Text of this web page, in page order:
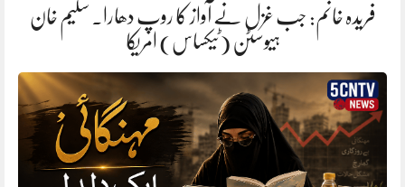
فریدہ خانم: جب غزل نے آواز کا روپ دھارا. سلیم خان
ہیوسٹن (ٹیکساس) امریکا